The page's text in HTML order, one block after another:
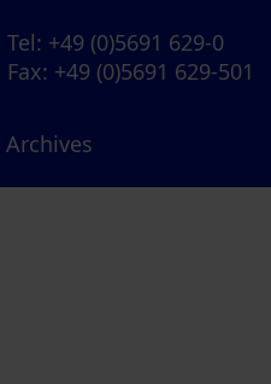
Tel: +49 (0)5691 629-0
Fax: +49 (0)5691 629-501